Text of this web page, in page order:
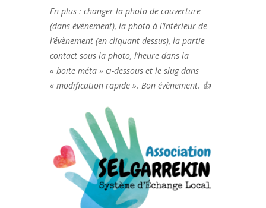
En plus : changer la photo de couverture
(dans évènement), la photo à l’intérieur de
l’évènement (en cliquant dessus), la partie
contact sous la photo, l’heure dans la
« boite méta » ci-dessous et le slug dans
« modification rapide ». Bon évènement. 👍